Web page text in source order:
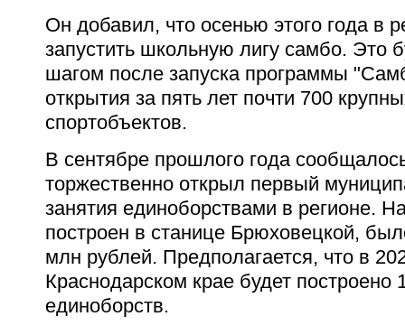
Он добавил, что осенью этого года в
запустить школьную лигу самбо. Это
шагом после запуска программы
открытия за пять лет почти 700
спортобъектов.
В сентябре прошлого года
торжественно открыл первый
занятия единоборствами в регионе.
построен в станице Брюховецкой,
млн рублей. Предполагается, что в
Краснодарском крае будет построено
единоборств.